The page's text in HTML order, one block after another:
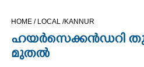
OPINION
HOME / LOCAL /KANNUR
ഹയർസെക്കൻഡറി
മുതൽ